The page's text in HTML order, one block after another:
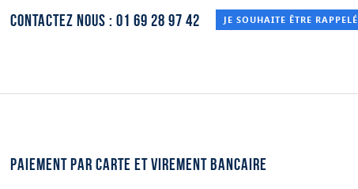
Contactez nous : 01 69 28 97 42 JE SOUHAITE ÊTRE RAPPELÉ
Paiement par carte et virement bancaire